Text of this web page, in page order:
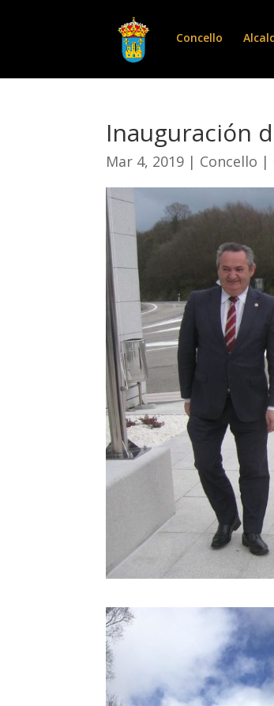
Concello
Inauguración
Mar 4, 2019 | Concello |